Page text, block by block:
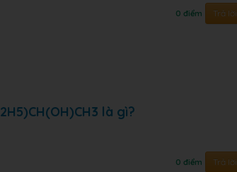
0 điểm Trả lời
là gì?
0 điểm Trả lời